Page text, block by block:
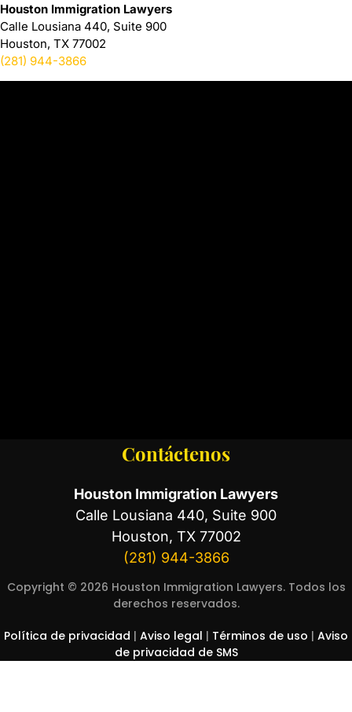
Houston Immigration Lawyers
Calle Lousiana 440, Suite 900
Houston, TX 77002
(281) 944-3866
Contáctenos
Houston Immigration Lawyers
Calle Lousiana 440, Suite 900
Houston, TX 77002
(281) 944-3866
Copyright © 2026 Houston Immigration Lawyers. Todos los
derechos reservados.
Política de privacidad | Aviso legal | Términos de uso | Aviso
de privacidad de SMS